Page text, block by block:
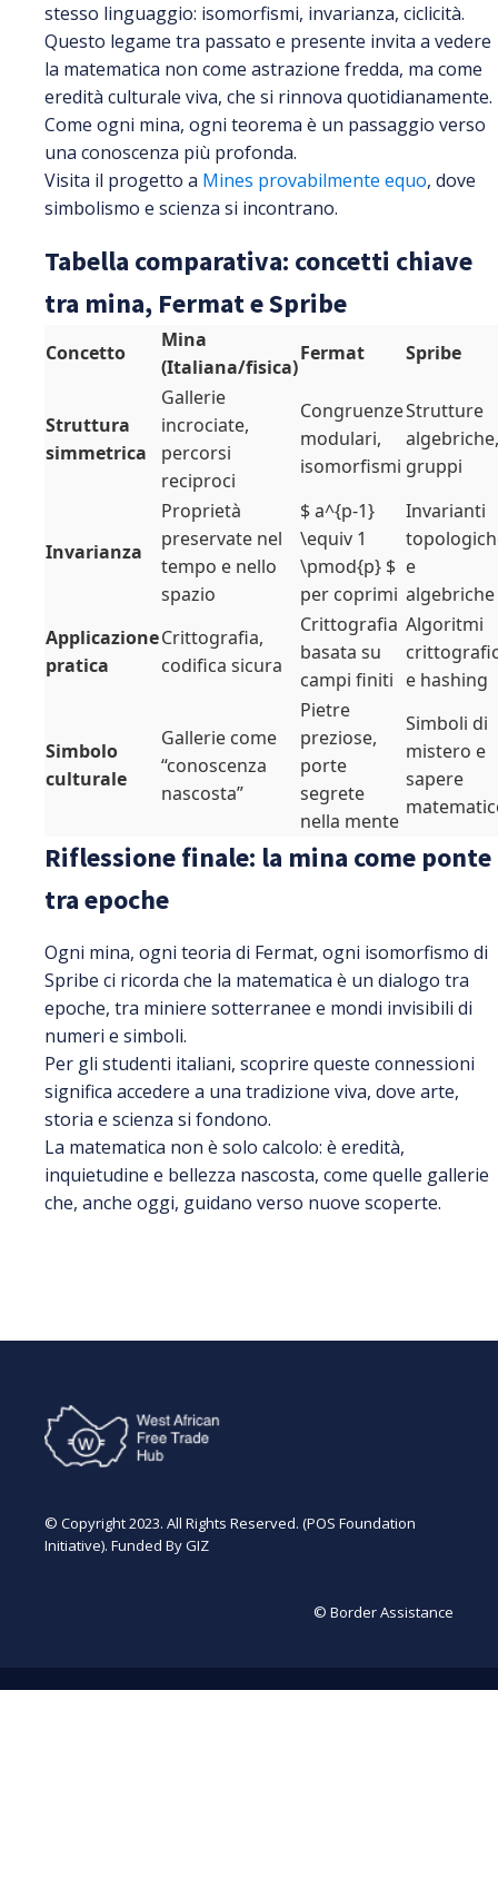
stesso linguaggio: isomorfismi, invarianza, ciclicità.
Questo legame tra passato e presente invita a vedere
la matematica non come astrazione fredda, ma come
eredità culturale viva, che si rinnova quotidianamente.
Come ogni mina, ogni teorema è un passaggio verso
una conoscenza più profonda.
Visita il progetto a Mines provabilmente equo, dove
simbolismo e scienza si incontrano.
Tabella comparativa: concetti chiave
tra mina, Fermat e Spribe
Concetto
Mina
(Italiana/fisica)
Fermat Spribe
Struttura
simmetrica
Gallerie
incrociate,
percorsi
reciproci
Congruenze
modulari,
isomorfismi
Strutture
algebriche,
gruppi
Invarianza
Proprietà
preservate nel
tempo e nello
spazio
$ a^{p-1}
\equiv 1
\pmod{p} $
per coprimi
Invarianti
e
algebriche
Applicazione
pratica
Crittografia,
codifica sicura
Crittografia
basata su
campi finiti
Algoritmi
e hashing
Simbolo
culturale
Gallerie come
“conoscenza
nascosta”
Pietre
preziose,
porte
segrete
nella mente
Simboli di
mistero e
sapere
Riflessione finale: la mina come ponte
tra epoche
Ogni mina, ogni teoria di Fermat, ogni isomorfismo di
Spribe ci ricorda che la matematica è un dialogo tra
epoche, tra miniere sotterranee e mondi invisibili di
numeri e simboli.
Per gli studenti italiani, scoprire queste connessioni
significa accedere a una tradizione viva, dove arte,
storia e scienza si fondono.
La matematica non è solo calcolo: è eredità,
inquietudine e bellezza nascosta, come quelle gallerie
che, anche oggi, guidano verso nuove scoperte.
© Copyright 2023. All Rights Reserved. (POS Foundation
Initiative). Funded By GIZ
© Border Assistance